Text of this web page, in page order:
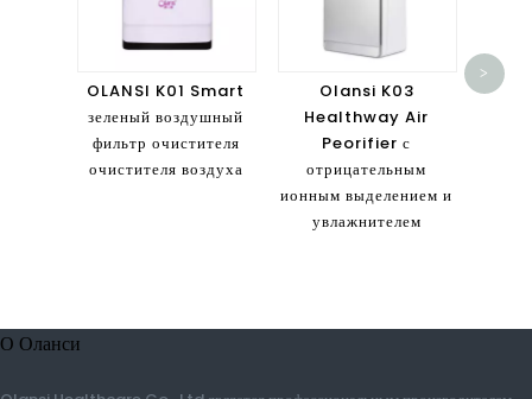
OLANSI K01 Smart
зеленый воздушный
фильтр очистителя
очистителя воздуха
Olansi K03
Healthway Air
Peorifier с
отрицательным
ионным выделением и
увлажнителем
>